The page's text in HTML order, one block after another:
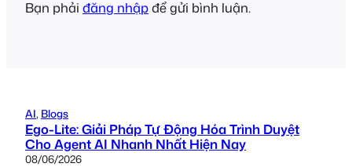
Bạn phải đăng nhậpđể gửi bình luận.
AI, Blogs
Ego-Lite: Giải Pháp Tự Động Hóa Trình Duyệt
Cho Agent AI Nhanh Nhất Hiện Nay
08/06/2026